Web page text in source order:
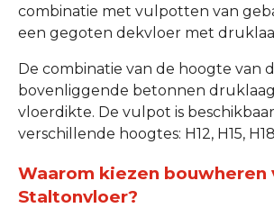
combinatie met vulpotten van
een gegoten dekvloer met
De combinatie van de hoogte van
bovenliggende betonnen
vloerdikte. De vulpot is
verschillende hoogtes: H12, H15,
Waarom kiezen bouwheren
Staltonvloer?